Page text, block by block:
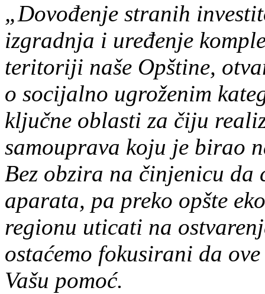
„Dovođenje stranih
izgradnja i uređenje
teritoriji naše Opštine,
o socijalno ugroženim
ključne oblasti za čiju
samouprava koju je birao
Bez obzira na činjenicu da
aparata, pa preko opšte
regionu uticati na
ostaćemo fokusirani da
Vašu pomoć.